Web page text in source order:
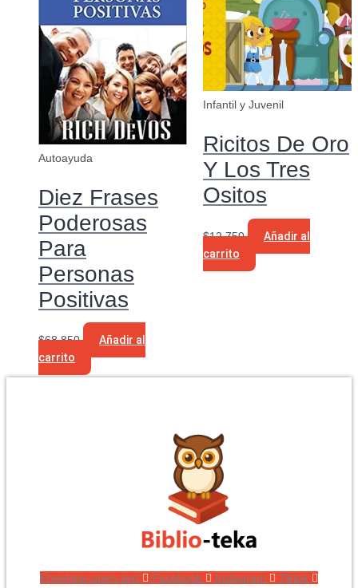
Autoayuda
Diez Frases
Poderosas
Para
Personas
Positivas
$68.850
Añadir al
carrito
Infantil y Juvenil
Ricitos De Oro
Y Los Tres
Ositos
$12.750
Añadir al
carrito
Envelope-open-text Facebook Instagram Tiktok